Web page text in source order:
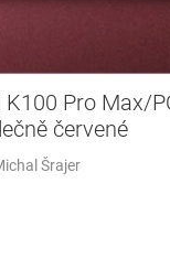
Pro Max/
červené
Šrajer